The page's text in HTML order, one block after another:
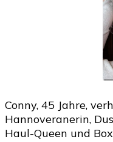
Conny, 45 Jahre,
Hannoveranerin,
Haul-Queen und